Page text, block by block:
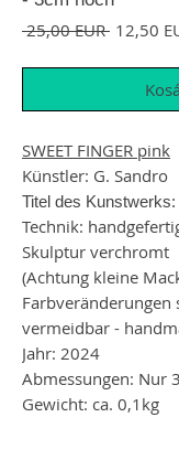
25,00 EUR 12,50
SWEET FINGER pink
Künstler: G. Sandro
Titel des
Technik:
Skulptur verchromt
(Achtung kleine
Farbveränderungen
vermeidbar -
Jahr: 2024
Abmessungen: Nur
Gewicht: ca. 0,1kg